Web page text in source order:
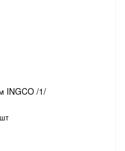
INGCO /1/
шт